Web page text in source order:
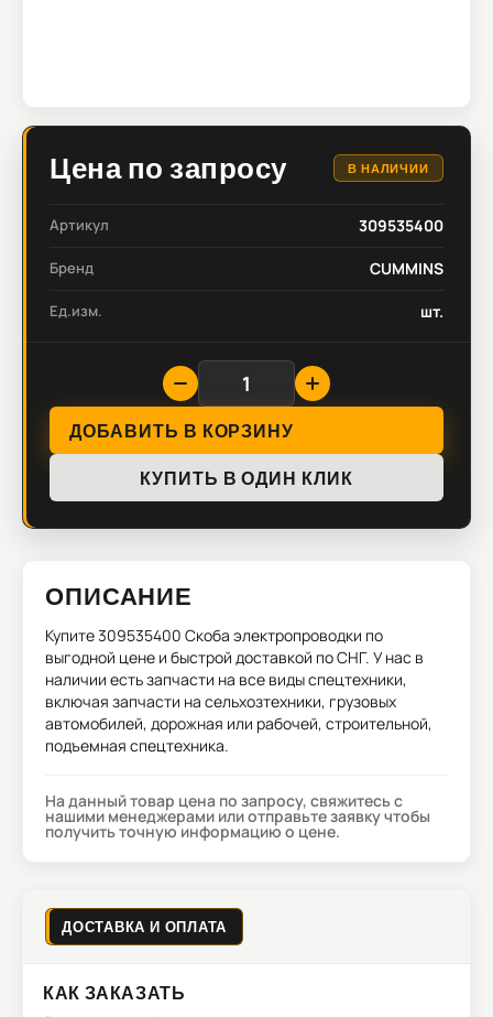
Цена по запросу В НАЛИЧИИ
Артикул 309535400
Бренд CUMMINS
Ед.изм. шт.
ДОБАВИТЬ В КОРЗИНУ
КУПИТЬ В ОДИН КЛИК
ОПИСАНИЕ
Купите309535400 Скоба электропроводки по
выгодной цене и быстрой доставкой по СНГ. У нас в
наличии есть запчасти на все виды спецтехники,
включая запчасти на сельхозтехники, грузовых
автомобилей, дорожная или рабочей, строительной,
подъемная спецтехника.
На данный товар цена по запросу, свяжитесь с
нашими менеджерами или отправьте заявку чтобы
получить точную информацию о цене.
ДОСТАВКА И ОПЛАТА
КАК ЗАКАЗАТЬ